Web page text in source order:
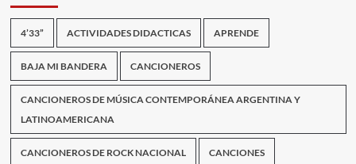
–
cantar
4’33” ACTIVIDADES DIDACTICAS APRENDE
BAJA MI BANDERA CANCIONEROS
CANCIONEROS DE MÚSICA CONTEMPORÁNEA ARGENTINA Y
LATINOAMERICANA
CANCIONEROS DE ROCK NACIONAL CANCIONES